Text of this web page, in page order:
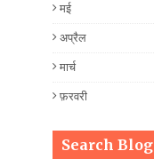
मई
अप्रैल
मार्च
फ़रवरी
Search Blog